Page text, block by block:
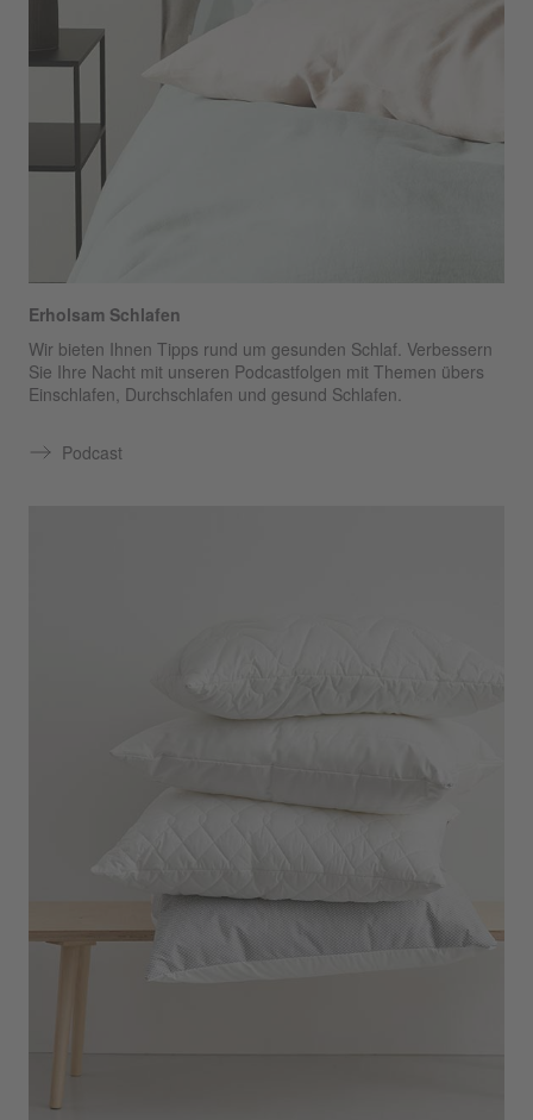
Erholsam Schlafen
Wir bieten Ihnen Tipps rund um gesunden Schlaf. Verbessern
Sie Ihre Nacht mit unseren Podcastfolgen mit Themen übers
Einschlafen, Durchschlafen und gesund Schlafen.
Podcast